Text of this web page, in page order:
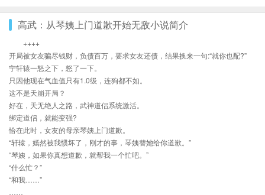
高武：从琴姨上门道歉开始无敌小说简介
++++
开局被女友骗尽钱财，负债百万，要求女友还债，结果换来一句:“就你也配?”
宁轩辕一怒之下，怒了一下。
只因他现在气血值只有1.0级，连狗都不如。
这不是天崩开局？
好在，天无绝人之路，武神道侣系统激活。
绑定道侣，就能变强?
恰在此时，女友的母亲琴姨上门道歉。
“轩辕，嫣然被我惯坏了，刚才的事，琴姨替她给你道歉。”
“琴姨，如果你真想道歉，就帮我一个忙吧。”
“什么忙？”
“和我……”